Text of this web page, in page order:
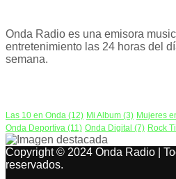
Onda Radio es una emisora
entretenimiento las 24 horas del
semana.
Las 10 en Onda (12) Mi Album (3) Mujeres
Onda Deportiva (11) Onda Digital (7) Rock
Copyright © 2024 Onda Radio |
reservados.